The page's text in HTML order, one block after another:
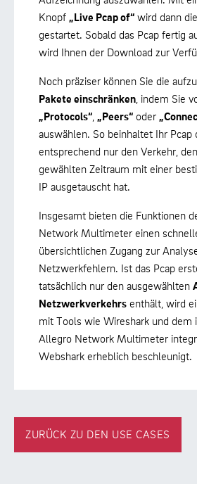
Knopf „Live Pcap of“ wird dann
gestartet. Sobald das Pcap fertig
wird Ihnen der Download zur
Noch präziser können Sie die
Pakete einschränken, indem Sie
„Protocols“, „Peers“ oder
auswählen. So beinhaltet Ihr Pcap
entsprechend nur den Verkehr,
gewählten Zeitraum mit einer
IP ausgetauscht hat.
Insgesamt bieten die Funktionen
Network Multimeter einen
übersichtlichen Zugang zur
Netzwerkfehlern. Ist das Pcap
tatsächlich nur den ausgewählten
Netzwerkverkehrs enthält, wird
mit Tools wie Wireshark und dem
Allegro Network Multimeter
Webshark erheblich beschleunigt.
ZURÜCK ZU DEN USE CASES